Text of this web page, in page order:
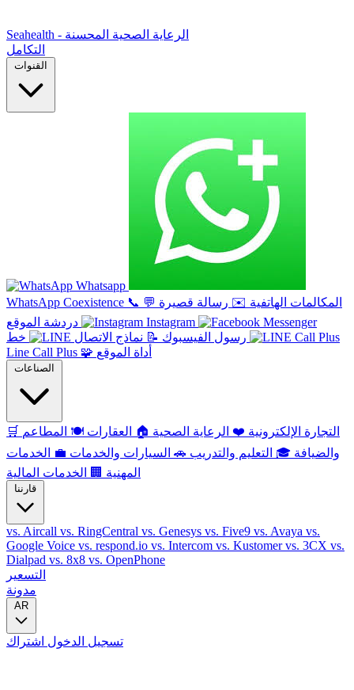
Seahealth - الرعاية الصحية المحسنة
التكامل
القنوات
Whatsapp
WhatsApp Coexistence 📞 المكالمات الهاتفية ✉️ رسالة قصيرة 💬
دردشة الموقع
Instagram
رسول الفيسبوك 📝 نماذج الاتصال
خط
Line Call Plus 🧩 أداة الموقع
الصناعات
🛒 التجارة الإلكترونية ❤️ الرعاية الصحية 🏠 العقارات 🍽️ المطاعم
والضيافة 🎓 التعليم والتدريب 🚗 السيارات والخدمات 💼
الخدمات
المهنية 🏢 الخدمات المالية
قارننا
vs. Aircall vs. RingCentral vs. Genesys vs. Five9 vs. Avaya vs.
Google Voice vs. respond.io vs. Intercom vs. Kustomervs. 3CX vs.
Dialpad vs. 8x8 vs. OpenPhone
التسعير
مدونة
AR
تسجيل الدخول اشتراك